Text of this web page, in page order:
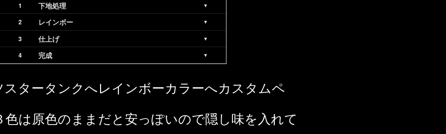
下地処理
レインボー
仕上げ
完成
スタータンクへレインボーカラーへカスタムペ
は原色のままだと安っぽいので隠し味を入れて